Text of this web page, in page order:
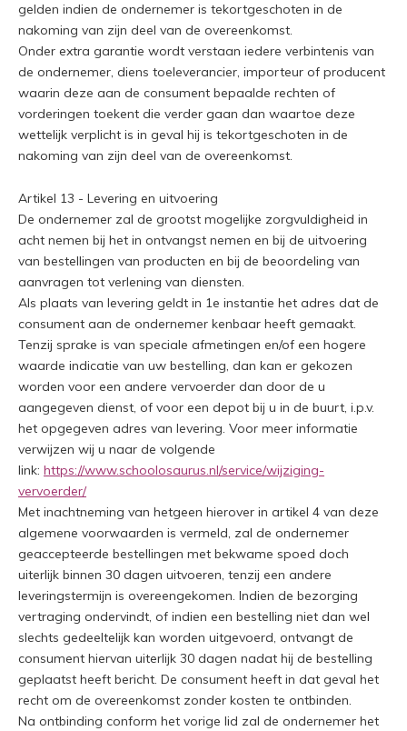
gelden indien de ondernemer is tekortgeschoten in de
nakoming van zijn deel van de overeenkomst.
Onder extra garantie wordt verstaan iedere verbintenis van
de ondernemer, diens toeleverancier, importeur of producent
waarin deze aan de consument bepaalde rechten of
vorderingen toekent die verder gaan dan waartoe deze
wettelijk verplicht is in geval hij is tekortgeschoten in de
nakoming van zijn deel van de overeenkomst.
Artikel 13 - Levering en uitvoering
De ondernemer zal de grootst mogelijke zorgvuldigheid in
acht nemen bij het in ontvangst nemen en bij de uitvoering
van bestellingen van producten en bij de beoordeling van
aanvragen tot verlening van diensten.
Als plaats van levering geldt in 1e instantie het adres dat de
consument aan de ondernemer kenbaar heeft gemaakt.
Tenzij sprake is van speciale afmetingen en/of een hogere
waarde indicatie van uw bestelling, dan kan er gekozen
worden voor een andere vervoerder dan door de u
aangegeven dienst, of voor een depot bij u in de buurt, i.p.v.
het opgegeven adres van levering. Voor meer informatie
verwijzen wij u naar de volgende
link: https://www.schoolosaurus.nl/service/wijziging-
vervoerder/
Met inachtneming van hetgeen hierover in artikel 4 van deze
algemene voorwaarden is vermeld, zal de ondernemer
geaccepteerde bestellingen met bekwame spoed doch
uiterlijk binnen 30 dagen uitvoeren, tenzij een andere
leveringstermijn is overeengekomen. Indien de bezorging
vertraging ondervindt, of indien een bestelling niet dan wel
slechts gedeeltelijk kan worden uitgevoerd, ontvangt de
consument hiervan uiterlijk 30 dagen nadat hij de bestelling
geplaatst heeft bericht. De consument heeft in dat geval het
recht om de overeenkomst zonder kosten te ontbinden.
Na ontbinding conform het vorige lid zal de ondernemer het